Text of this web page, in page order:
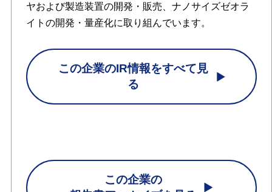
ヤおよび製造装置の開発・販売、ナノサイズゼオラ
イトの開発・量産化に取り組んでいます。
この企業のIR情報をすべて見
る
この企業の